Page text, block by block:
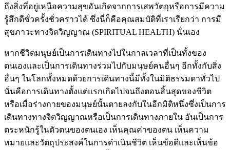
ถึงสิ่งที่อยู่เหนือความสุขอันเกิดจากการเสพวัตถุหรือการมีความ
รู้สึกดีชั่วครั้งชั่วคราวได้ ซึ่งนี่ก็คือคุณสมบัติที่เราเรียกว่า การมี
สุขภาวะทางจิตวิญญาณ (SPIRITUAL HEALTH) นั่นเอง
หากชีวิตมนุษย์เป็นการเดินทางไปในกาลเวลาที่เป็นทั้งของ
ตนเองและเป็นการเดินทางร่วมไปกับมนุษย์คนอื่นๆ อีกทั้งกับสิ่ง
อื่นๆ ในโลกทั้งหมดด้วยการเดินทางนี้มีทั้งในมิติธรรมดาทั่วไป
นั่นคือการเดินทางตั้งแต่แรกเกิดไปจนถึงตอนสิ้นสุดของชีวิต
หรือเมื่อร่างกายของมนุษย์นั้นตายลงกับในอีกมิติหนึ่งซึ่งเป็นการ
เดินทางทางจิตวิญญาณหรือเป็นการเดินทางภายใน อันเป็นการ
ตระหนักรู้ในตัวตนของตนเอง เห็นคุณค่าของตน เห็นความ
หมายและวัตถุประสงค์ในการดําเนินชีวิต เห็นข้อดีและเห็นข้อ